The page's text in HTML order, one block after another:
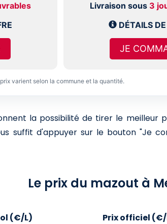
Livraison sous 3
DÉTAILS DE
JE
varient selon la commune et la quantité.
la possibilité de tirer le
suffit d'appuyer sur le bouton "Je
Le prix du mazout à
(€/L) Prix officiel